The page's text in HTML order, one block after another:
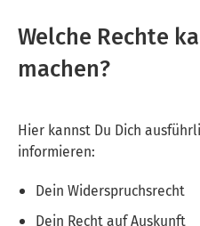
Welche Rechte
machen?
Hier kannst Du Dich
informieren:
Dein Widerspruchsrecht
Dein Recht auf Auskunft